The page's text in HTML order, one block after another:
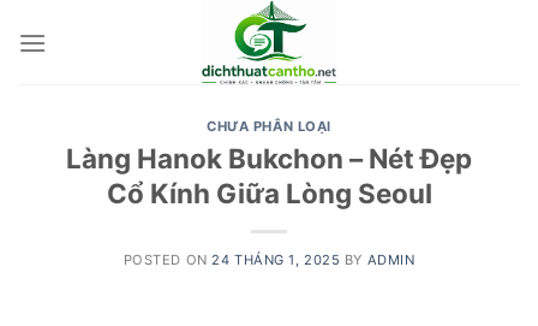
CHƯA PHÂN LOẠI
Làng Hanok Bukchon – Nét Đẹp
Cổ Kính Giữa Lòng Seoul
POSTED ON 24 THÁNG 1, 2025 BY ADMIN